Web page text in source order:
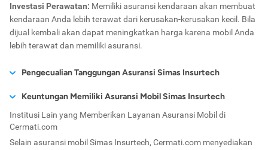
Melakukan tindak kejahatan.
Penggunaan selain dari yang dicantumkan dalam
polis.
Penggelapan, penipuan, hipnotis dan sejenisnya.
Tertanggung sendiri.
sekandung tertanggung.
tertanggung, orang yang sepengetahuan atau
Orang yang tinggal bersama tertanggung.
Investasi Perawatan: Memiliki asuransi kendaraan akan membuat
kendaraan Anda lebih terawat dari kerusakan-kerusakan kecil. Bila
dijual kembali akan dapat meningkatkan harga karena mobil Anda
lebih terawat dan memiliki asuransi.
Pengecualian Tanggungan Asuransi Simas Insurtech
Ada beberapa alasan mengapa Anda lebih baik membeli
Proses Dilakukan secara
aplikasi,update status , dan pengecekan dilakukan secara
Keuntungan Memiliki Asuransi Mobil Simas Insurtech
Cermati.com berkomitmen untuk melindungi dan merahasiakan
data pribadi Anda. Seluruh data atau informasi yang Anda
masukkan selama proses pengajuan dilindungi menggunakan
Institusi Lain yang Memberikan Layanan Asuransi Mobil di
Cermati.com
Selain asuransi mobil Simas Insurtech, Cermati.com menyediakan